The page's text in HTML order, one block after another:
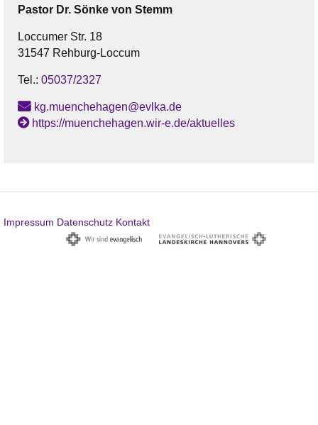
Pastor Dr. Sönke von Stemm
Loccumer Str. 18
31547 Rehburg-Loccum
Tel.: 05037/2327
kg.muenchehagen@evlka.de
https://muenchehagen.wir-e.de/aktuelles
Impressum Datenschutz Kontakt